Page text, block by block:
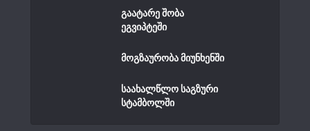
გაატარე შობა
ეგვიპტეში
მოგზაურობა მიუნხენში
საახალწლო საგზური
სტამბოლში